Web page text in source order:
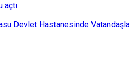
açtı
Devlet Hastanesinde